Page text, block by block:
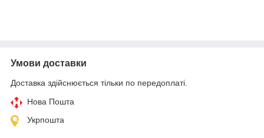
Умови доставки
Доставка здійснюється тільки по передоплаті.
Нова Пошта
Укрпошта